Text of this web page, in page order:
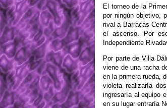
El torneo de la
por ningún objetivo,
rival a Barracas
el ascenso. Por
Independiente
Por parte de Villa
viene de una racha
en la primera rueda,
violeta realizaría
ingresaría al equipo
en su lugar entraría